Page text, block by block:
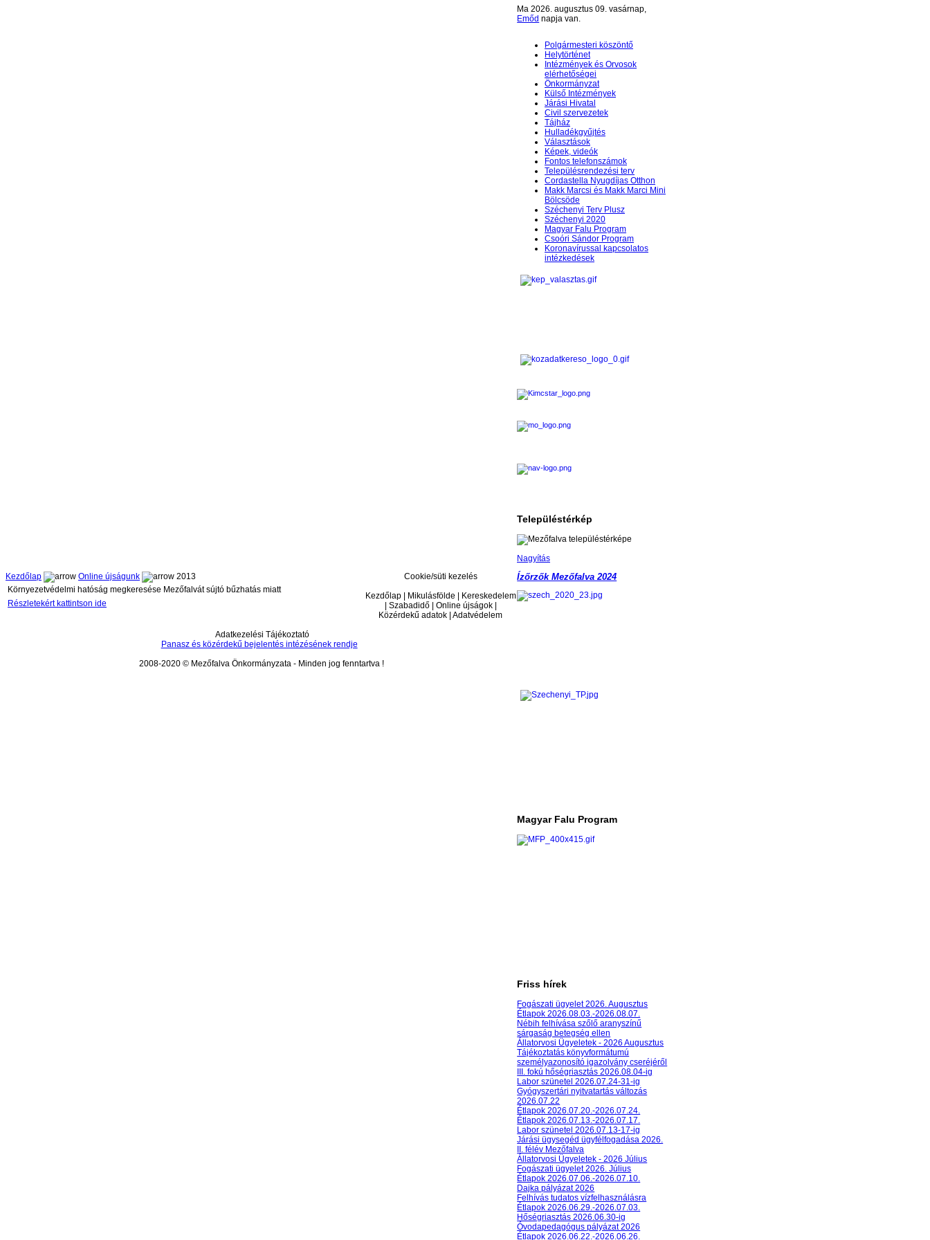
Ma 2026. augusztus 09. vasárnap,
Emőd napja van.
Polgármesteri köszöntő
Helytörténet
Intézmények és Orvosok
elérhetőségei
Önkormányzat
Külső Intézmények
Járási Hivatal
Civil szervezetek
Tájház
Hulladékgyűjtés
Választások
Képek, videók
Fontos telefonszámok
Településrendezési terv
Cordastella Nyugdíjas Otthon
Makk Marcsi és Makk Marci Mini
Bölcsöde
Széchenyi Terv Plusz
Széchenyi 2020
Magyar Falu Program
Csoóri Sándor Program
Koronavírussal kapcsolatos
intézkedések
Településtérkép
Nagyítás
Kezdőlap
Online újságunk
2013
Környezetvédelmi hatóság megkeresése Mezőfalvát sújtó bűzhatás miatt
Részletekért kattintson ide
Ízőrzők Mezőfalva 2024
Magyar Falu Program
Friss hírek
Fogászati ügyelet 2026. Augusztus
Étlapok 2026.08.03.-2026.08.07.
Nébih felhívása szőlő aranyszínű
sárgaság betegség ellen
Állatorvosi Ügyeletek - 2026 Augusztus
Tájékoztatás könyvformátumú
személyazonosító igazolvány cseréjéről
III. fokú hőségriasztás 2026.08.04-ig
Labor szünetel 2026.07.24-31-ig
Gyógyszertári nyitvatartás változás
2026.07.22
Étlapok 2026.07.20.-2026.07.24.
Étlapok 2026.07.13.-2026.07.17.
Labor szünetel 2026.07.13-17-ig
Járási ügysegéd ügyfélfogadása 2026.
II. félév Mezőfalva
Állatorvosi Ügyeletek - 2026 Július
Fogászati ügyelet 2026. Július
Étlapok 2026.07.06.-2026.07.10.
Dajka pályázat 2026
Felhívás tudatos vízfelhasználásra
Étlapok 2026.06.29.-2026.07.03.
Hőségriasztás 2026.06.30-ig
Óvodapedagógus pályázat 2026
Étlapok 2026.06.22.-2026.06.26.
Cookie/süti kezelés
Kezdőlap | Mikulásfölde | Kereskedelem
| Szabadidő | Online újságok |
Közérdekű adatok | Adatvédelem
Adatkezelési Tájékoztató
Panasz és közérdekű bejelentés intézésének rendje
2008-2020 © Mezőfalva Önkormányzata - Minden jog fenntartva !